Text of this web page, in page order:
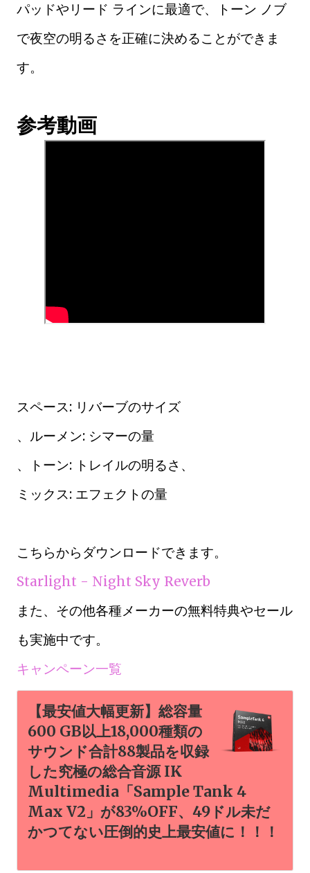
パッドやリード ラインに最適で、トーン ノブ
で夜空の明るさを正確に決めることができま
す。
参考動画
スペース: リバーブのサイズ
、ルーメン: シマーの量
、トーン: トレイルの明るさ、
ミックス: エフェクトの量
こちらからダウンロードできます。
Starlight - Night Sky Reverb
また、その他各種メーカーの無料特典やセール
も実施中です。
キャンペーン一覧
【最安値大幅更新】総容量
600 GB以上18,000種類の
サウンド合計88製品を収録
した究極の総合音源 IK
Multimedia「Sample Tank 4
Max V2」が83%OFF、49ドル未だ
かつてない圧倒的史上最安値に！！！